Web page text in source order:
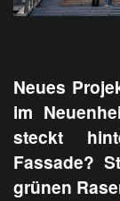
Neues
im
steckt
Fassade?
grünen